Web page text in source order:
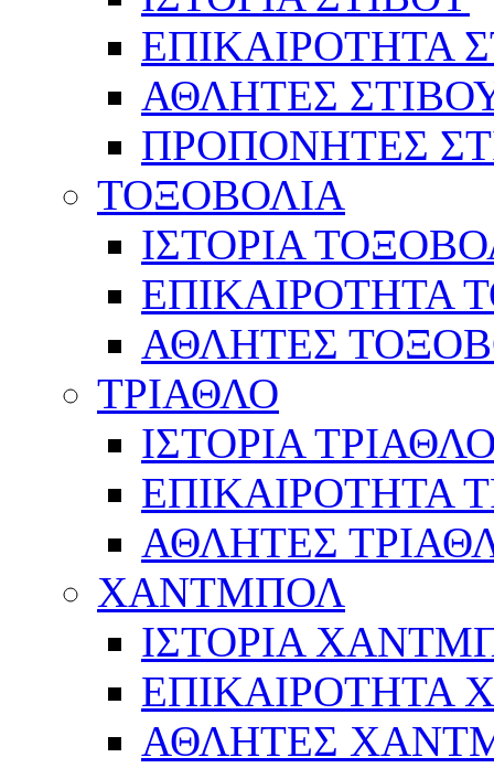
ΕΠΙΚΑΙΡΟΤΗΤΑ
ΑΘΛΗΤΕΣ
ΠΡΟΠΟΝΗΤΕΣ
ΤΟΞΟΒΟΛΙΑ
ΙΣΤΟΡΙΑ
ΕΠΙΚΑΙΡΟΤΗΤΑ
ΑΘΛΗΤΕΣ
ΤΡΙΑΘΛΟ
ΙΣΤΟΡΙΑ
ΕΠΙΚΑΙΡΟΤΗΤΑ
ΑΘΛΗΤΕΣ
ΧΑΝΤΜΠΟΛ
ΙΣΤΟΡΙΑ
ΕΠΙΚΑΙΡΟΤΗΤΑ
ΑΘΛΗΤΕΣ